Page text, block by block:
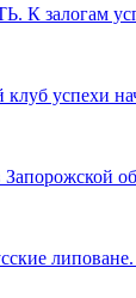
залогам
клуб успехи
Запорожской